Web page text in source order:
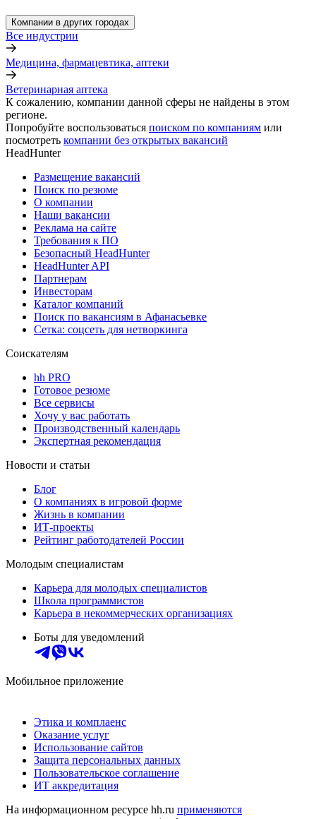
Компании в других городах
Все индустрии
Медицина, фармацевтика, аптеки
Ветеринарная аптека
К сожалению, компании данной сферы не найдены в этом
регионе.
Попробуйте воспользоваться поиском по компаниям или
посмотреть компании без открытых вакансий
HeadHunter
Размещение вакансий
Поиск по резюме
О компании
Наши вакансии
Реклама на сайте
Требования к ПО
Безопасный HeadHunter
HeadHunter API
Партнерам
Инвесторам
Каталог компаний
Поиск по вакансиям в Афанасьевке
Сетка: соцсеть для нетворкинга
Соискателям
hh PRO
Готовое резюме
Все сервисы
Хочу у вас работать
Производственный календарь
Экспертная рекомендация
Новости и статьи
Блог
О компаниях в игровой форме
Жизнь в компании
ИТ-проекты
Рейтинг работодателей России
Молодым специалистам
Карьера для молодых специалистов
Школа программистов
Карьера в некоммерческих организациях
Боты для уведомлений
Мобильное приложение
Этика и комплаенс
Оказание услуг
Использование сайтов
Защита персональных данных
Пользовательское соглашение
ИТ аккредитация
На информационном ресурсе hh.ru применяются